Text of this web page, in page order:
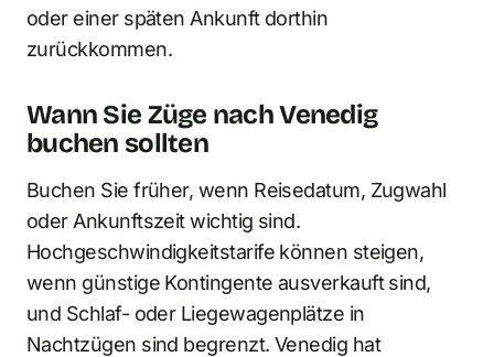
oder einer späten Ankunft dorthin
zurückkommen.
Wann Sie Züge nach Venedig
buchen sollten
Buchen Sie früher, wenn Reisedatum, Zugwahl
oder Ankunftszeit wichtig sind.
Hochgeschwindigkeitstarife können steigen,
wenn günstige Kontingente ausverkauft sind,
und Schlaf- oder Liegewagenplätze in
Nachtzügen sind begrenzt. Venedig hat